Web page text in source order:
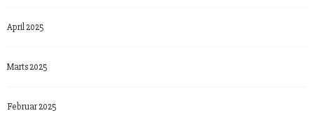
April 2025
Marts 2025
Februar 2025